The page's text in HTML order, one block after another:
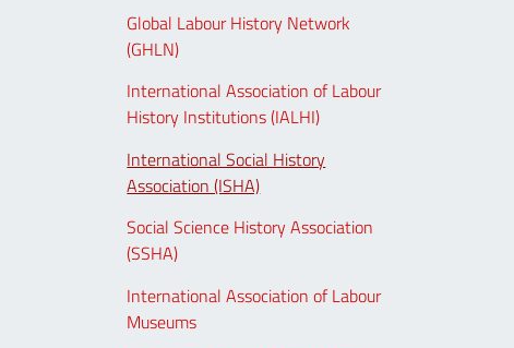
Global Labour History Network
(GHLN)
International Association of Labour
History Institutions (IALHI)
International Social History
Association (ISHA)
Social Science History Association
(SSHA)
International Association of Labour
Museums